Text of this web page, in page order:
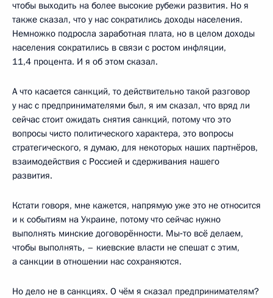
чтобы выходить на более высокие рубежи развития. Но я
также сказал, что у нас сократились доходы населения.
Немножко подросла заработная плата, но в целом доходы
населения сократились в связи с ростом инфляции,
11,4 процента. И я об этом сказал.
А что касается санкций, то действительно такой разговор
у нас с предпринимателями был, я им сказал, что вряд ли
сейчас стоит ожидать снятия санкций, потому что это
вопросы чисто политического характера, это вопросы
стратегического, я думаю, для некоторых наших партнёров,
взаимодействия с Россией и сдерживания нашего
развития.
Кстати говоря, мне кажется, напрямую уже это не относится
и к событиям на Украине, потому что сейчас нужно
выполнять минские договорённости. Мы‑то всё делаем,
чтобы выполнять, – киевские власти не спешат с этим,
а санкции в отношении нас сохраняются.
Но дело не в санкциях. О чём я сказал предпринимателям?